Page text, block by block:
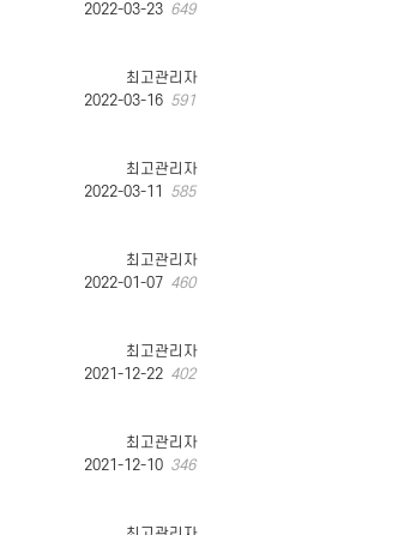
2022-03-23 649
최고관리자
2022-03-16 591
최고관리자
2022-03-11 585
최고관리자
2022-01-07 460
최고관리자
2021-12-22 402
최고관리자
2021-12-10 346